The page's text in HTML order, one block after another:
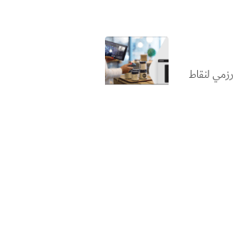
لنقاط